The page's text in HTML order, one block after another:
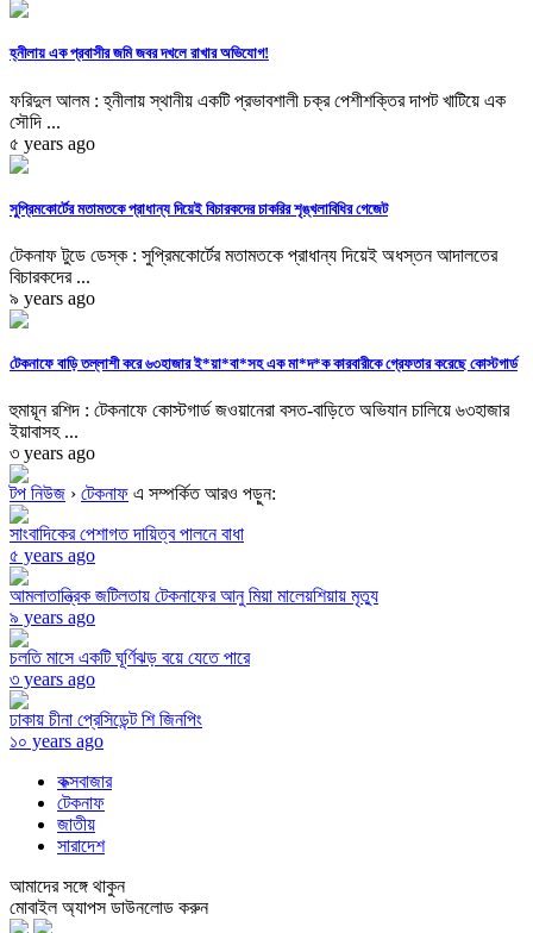
হ্নীলায় এক প্রবাসীর জমি জবর দখলে রাখার অভিযোগ!
ফরিদুল আলম : হ্নীলায় স্থানীয় একটি প্রভাবশালী চক্র পেশীশক্তির দাপট খাটিয়ে এক
সৌদি ...
৫ years ago
সুপ্রিমকোর্টের মতামতকে প্রাধান্য দিয়েই বিচারকদের চাকরির শৃঙ্খলাবিধির গেজেট
টেকনাফ টুডে ডেস্ক : সুপ্রিমকোর্টের মতামতকে প্রাধান্য দিয়েই অধস্তন আদালতের
বিচারকদের ...
৯ years ago
টেকনাফে বাড়ি তল্লাশী করে ৬৩হাজার ই*য়া*বা*সহ এক মা*দ*ক কারবারীকে গ্রেফতার করেছে কোস্টগার্ড
হুমায়ূন রশিদ : টেকনাফে কোস্টগার্ড জওয়ানেরা বসত-বাড়িতে অভিযান চালিয়ে ৬৩হাজার
ইয়াবাসহ ...
৩ years ago
টপ নিউজ › টেকনাফ এ সম্পর্কিত আরও পড়ুন:
সাংবাদিকের পেশাগত দায়িত্ব পালনে বাধা
৫ years ago
আমলাতান্ত্রিক জটিলতায় টেকনাফের আনু মিয়া মালেয়শিয়ায় মৃত্যু
৯ years ago
চলতি মাসে একটি ঘূর্ণিঝড় বয়ে যেতে পারে
৩ years ago
ঢাকায় চীনা প্রেসিডেন্ট শি জিনপিং
১০ years ago
কক্সবাজার
টেকনাফ
জাতীয়
সারাদেশ
আমাদের সঙ্গে থাকুন
মোবাইল অ্যাপস ডাউনলোড করুন